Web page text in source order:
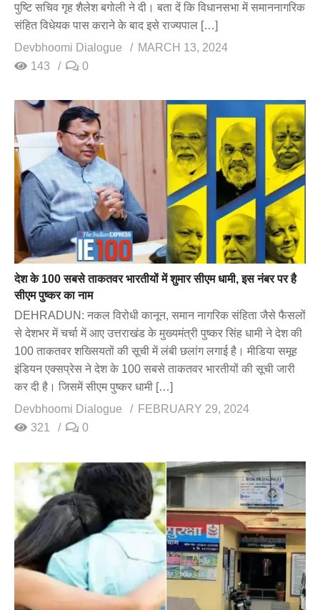
पुष्टि सचिव गृह शैलेश बगोली ने दी। बता दें कि विधानसभा में समाननागरिक
संहित विधेयक पास कराने के बाद इसे राज्यपाल […]
Devbhoomi Dialogue
MARCH 13, 2024
143
0
देश के 100 सबसे ताकतवर भारतीयों में शुमार सीएम धामी, इस नंबर पर है
सीएम पुष्कर का नाम
DEHRADUN: नकल विरोधी कानून, समान नागरिक संहिता जैसे फैसलों
से देशभर में चर्चा में आए उत्तराखंड के मुख्यमंत्री पुष्कर सिंह धामी ने देश की
100 ताकतवर शख्सियतों की सूची में लंबी छलांग लगाई है। मीडिया समूह
इंडियन एक्सप्रेस ने देश के 100 सबसे ताकतवर भारतीयों की सूची जारी
कर दी है। जिसमें सीएम पुष्कर धामी […]
Devbhoomi Dialogue
FEBRUARY 29, 2024
321
0